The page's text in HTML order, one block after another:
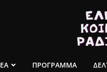
ΠΡΟΓΡΑΜΜΑ